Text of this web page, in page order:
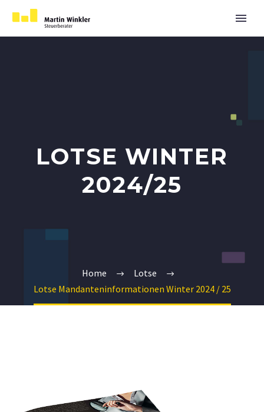
LOTSE WINTER
2024/25
Home
Lotse
Lotse Mandanteninformationen Winter 2024 / 25